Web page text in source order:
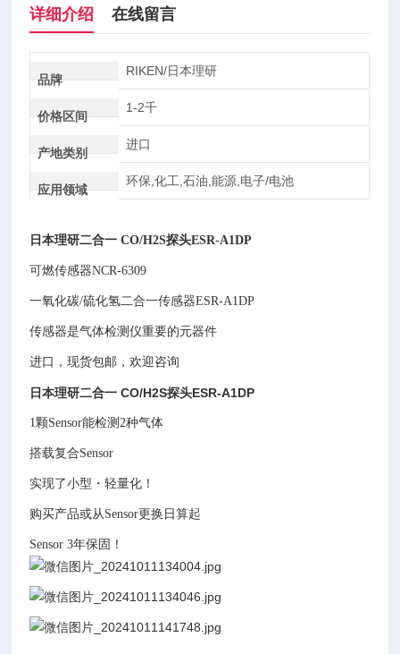
详细介绍 在线留言
品牌
RIKEN/日本理研
价格区间
1-2千
产地类别
进口
应用领域
环保,化工,石油,能源,电子/电池
日本理研二合一 CO/H2S探头ESR-A1DP
可燃传感器NCR-6309
一氧化碳/硫化氢二合一传感器ESR-A1DP
传感器是气体检测仪重要的元器件
进口，现货包邮，欢迎咨询
日本理研二合一 CO/H2S探头ESR-A1DP
1颗Sensor能检测2种气体
搭载复合Sensor
实现了小型・轻量化！
购买产品或从Sensor更换日算起
Sensor 3年保固！